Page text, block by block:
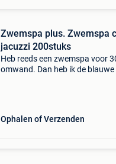
Zwemspa plus. Zwemspa combi plus
jacuzzi 200stuks
Heb reeds een zwemspa voor
omwand. Dan heb ik de
Ophalen of Verzenden